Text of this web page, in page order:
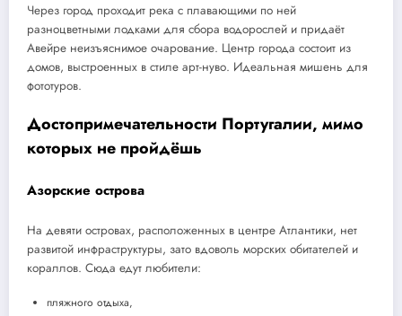
Через город проходит река с плавающими по ней
разноцветными лодками для сбора водорослей и придаёт
Авейре неизъяснимое очарование. Центр города состоит из
домов, выстроенных в стиле арт-нуво. Идеальная мишень для
фототуров.
Достопримечательности Португалии, мимо
которых не пройдёшь
Азорские острова
На девяти островах, расположенных в центре Атлантики, нет
развитой инфраструктуры, зато вдоволь морских обитателей и
кораллов. Сюда едут любители:
пляжного отдыха,